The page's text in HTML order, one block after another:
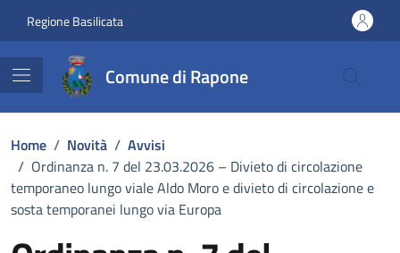
Regione Basilicata
Comune di Rapone
Home / Novità / Avvisi
/ Ordinanza n. 7 del 23.03.2026 – Divieto di circolazione
temporaneo lungo viale Aldo Moro e divieto di circolazione e
sosta temporanei lungo via Europa